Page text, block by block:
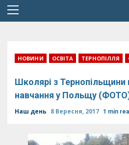
Primary
НОВИНИ ОСВІТА ТЕРНОПІЛЛЯ
Школярі з Тернопільщини
навчання у Польщу
Наш день 8 Вересня, 2017 1 min